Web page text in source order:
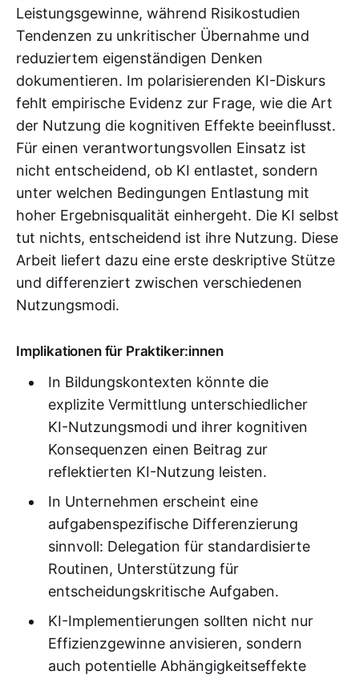
Leistungsgewinne, während Risikostudien
Tendenzen zu unkritischer Übernahme und
reduziertem eigenständigen Denken
dokumentieren. Im polarisierenden KI-Diskurs
fehlt empirische Evidenz zur Frage, wie die Art
der Nutzung die kognitiven Effekte beeinflusst.
Für einen verantwortungsvollen Einsatz ist
nicht entscheidend, ob KI entlastet, sondern
unter welchen Bedingungen Entlastung mit
hoher Ergebnisqualität einhergeht. Die KI selbst
tut nichts, entscheidend ist ihre Nutzung. Diese
Arbeit liefert dazu eine erste deskriptive Stütze
und differenziert zwischen verschiedenen
Nutzungsmodi.
Implikationen für Praktiker:innen
In Bildungskontexten könnte die
explizite Vermittlung unterschiedlicher
KI-Nutzungsmodi und ihrer kognitiven
Konsequenzen einen Beitrag zur
reflektierten KI-Nutzung leisten.
In Unternehmen erscheint eine
aufgabenspezifische Differenzierung
sinnvoll: Delegation für standardisierte
Routinen, Unterstützung für
entscheidungskritische Aufgaben.
KI-Implementierungen sollten nicht nur
Effizienzgewinne anvisieren, sondern
auch potentielle Abhängigkeitseffekte